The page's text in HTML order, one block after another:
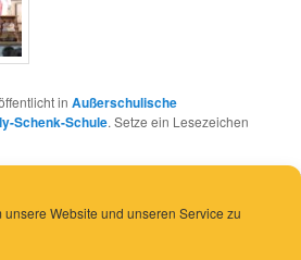
Website und unseren Service zu
inAußerschulische
Schenk-Schule. Setze ein Lesezeichen